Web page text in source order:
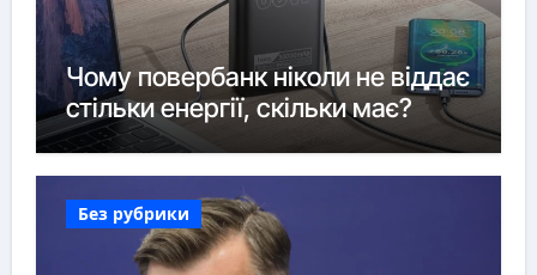
Чому повербанк ніколи не віддає
стільки енергії, скільки має?
Без рубрики